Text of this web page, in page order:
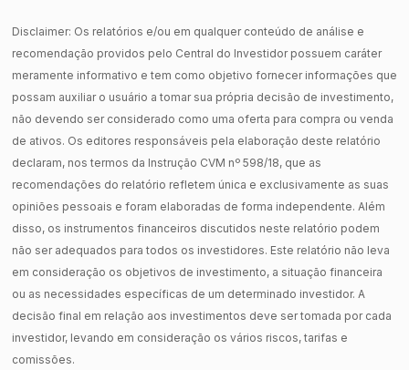
Disclaimer: Os relatórios e/ou em qualquer conteúdo de análise e
recomendação providos pelo Central do Investidor possuem caráter
meramente informativo e tem como objetivo fornecer informações que
possam auxiliar o usuário a tomar sua própria decisão de investimento,
não devendo ser considerado como uma oferta para compra ou venda
de ativos. Os editores responsáveis pela elaboração deste relatório
declaram, nos termos da Instrução CVM nº 598/18, que as
recomendações do relatório refletem única e exclusivamente as suas
opiniões pessoais e foram elaboradas de forma independente. Além
disso, os instrumentos financeiros discutidos neste relatório podem
não ser adequados para todos os investidores. Este relatório não leva
em consideração os objetivos de investimento, a situação financeira
ou as necessidades específicas de um determinado investidor. A
decisão final em relação aos investimentos deve ser tomada por cada
investidor, levando em consideração os vários riscos, tarifas e
comissões.